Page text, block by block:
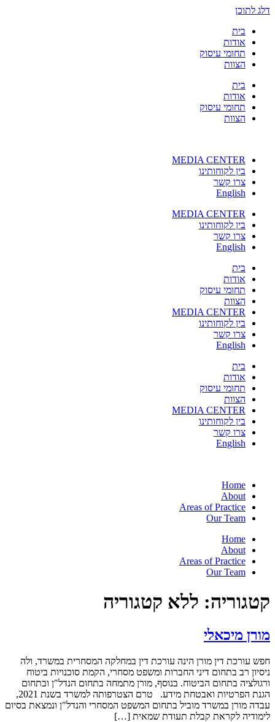
דלג לתוכן
בית
אודות
תחומי עיסוק
הצוות
בית
אודות
תחומי עיסוק
הצוות
MEDIA CENTER
בין לקוחותינו
צרו קשר
English
MEDIA CENTER
בין לקוחותינו
צרו קשר
English
בית
אודות
תחומי עיסוק
הצוות
MEDIA CENTER
בין לקוחותינו
צרו קשר
English
בית
אודות
תחומי עיסוק
הצוות
MEDIA CENTER
בין לקוחותינו
צרו קשר
English
Home
About
Areas of Practice
Our Team
Home
About
Areas of Practice
Our Team
קטגוריה: ללא קטגוריה
מורן מיכאלי
חפש עורכת דין מורן הינה עורכת דין במחלקה המסחרית במשרד, ולה
ניסיון רב בתחום דיני החברות ומשפט מסחרי, הקמת סוכנויות ביטוח
ורגולציה בתחום הביטוח. בנוסף, מורן מתמחה בתחום הנדל"ן ובתחום
הגנת הפרטיות ואבטחת מידע. טרם הצטרפותה למשרד בשנת 2021,
עבדה מורן במשרד מוביל בתחום המשפט המסחרי והנדל"ן ונמצאת בסיום
לימודיה לקראת קבלת תעודת שמאית […]